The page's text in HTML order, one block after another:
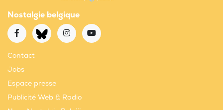
Nostalgie belgique
Contact
Jobs
Espace presse
Publicité Web & Radio